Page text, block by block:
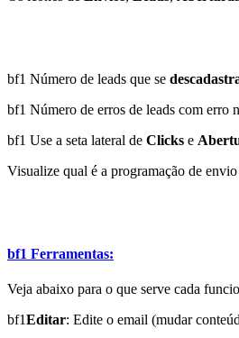
bf1 Número de leads que se
bf1 Número de erros de leads com erro
bf1 Use a seta lateral de Clicks e
Visualize qual é a programação de
bf1 Ferramentas:
Veja abaixo para o que serve cada
bf1Editar: Edite o email (mudar